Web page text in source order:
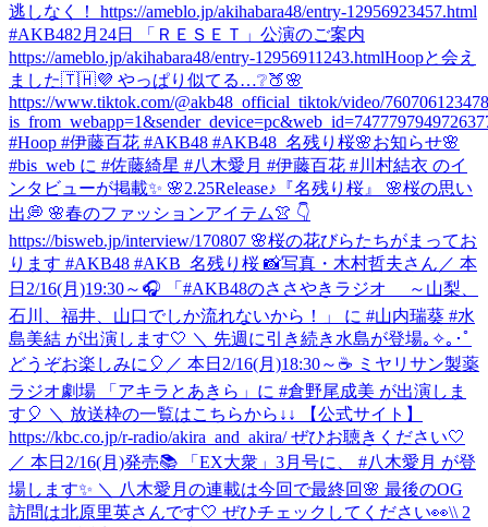
逃しなく！ https://ameblo.jp/akihabara48/entry-12956923457.html
#AKB482月24日 「ＲＥＳＥＴ」公演のご案内
https://ameblo.jp/akihabara48/entry-12956911243.htmlHoopと会え
ました🇹🇭💜 やっぱり似てる…❔🍑🌸
https://www.tiktok.com/@akb48_official_tiktok/video/
#Hoop #伊藤百花 #AKB48 #AKB48_名残り桜🌸お知らせ🌸
#bis_web に #佐藤綺星 #八木愛月 #伊藤百花 #川村結衣 のイ
ンタビューが掲載✨ 🌸2.25Release♪『名残り桜』 🌸桜の思い
出💭 🌸春のファッションアイテム👚 👇
https://bisweb.jp/interview/170807 🌸桜の花びらたちがまってお
ります #AKB48 #AKB_名残り桜 📸写真・木村哲夫さん ／ 本
日2/16(月)19:30～🎧 「#AKB48のささやきラジオ ～山梨、
石川、福井、山口でしか流れないから！」 に #山内瑞葵 #水
島美結 が出演します🤍 ＼ 先週に引き続き水島が登場｡✧｡･ﾟ
どうぞお楽しみに🎈 ／ 本日2/16(月)18:30～☕ ミヤリサン製薬
ラジオ劇場 「アキラとあきら」に #倉野尾成美 が出演しま
す🎈 ＼ 放送枠の一覧はこちらから↓↓ 【公式サイト】
https://kbc.co.jp/r-radio/akira_and_akira/ ぜひお聴きください🤍
／ 本日2/16(月)発売📚 「EX大衆」3月号に、 #八木愛月 が登
場します✨ ＼ 八木愛月の連載は今回で最終回🌸 最後のOG
訪問は北原里英さんです🤍 ぜひチェックしてください👀\\ 2